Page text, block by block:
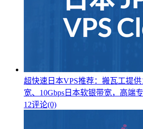
超快速日本VPS推荐：搬瓦工提供
宽、10Gbps日本软银带宽，高端
12评论(0)